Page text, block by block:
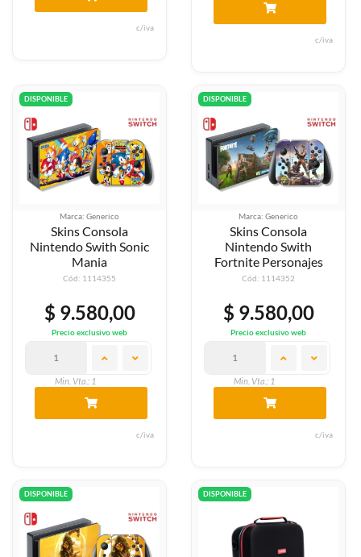
c/iva
c/iva
DISPONIBLE
Marca: Generico
Skins Consola
Nintendo Swith Sonic
Mania
Cód: 1114355
$ 9.580,00
Precio exclusivo web
Min. Vta.: 1
c/iva
DISPONIBLE
Marca: Generico
Skins Consola
Nintendo Swith
Fortnite Personajes
Cód: 1114352
$ 9.580,00
Precio exclusivo web
Min. Vta.: 1
c/iva
DISPONIBLE DISPONIBLE